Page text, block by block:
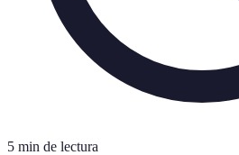
5 min de lectura